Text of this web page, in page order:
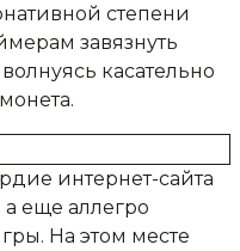
степени
завязнуть
касательно
интернет-сайта
еще аллегро
На этом месте